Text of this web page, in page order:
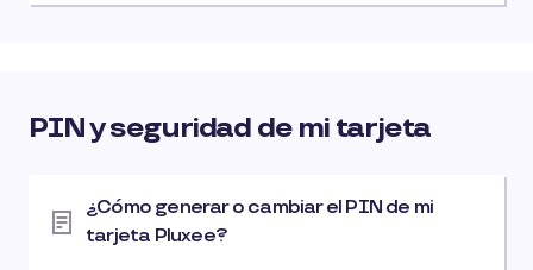
PIN y seguridad de mi tarjeta
¿Cómo generar o cambiar el PIN de mi
tarjeta Pluxee?